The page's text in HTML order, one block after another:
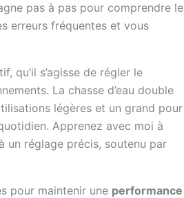
pas à pas pour comprendre le
erreurs fréquentes et vous
qu’il s’agisse de régler le
La chasse d’eau double
légères et un grand pour
Apprenez avec moi à
un réglage précis, soutenu par
pour maintenir une performance